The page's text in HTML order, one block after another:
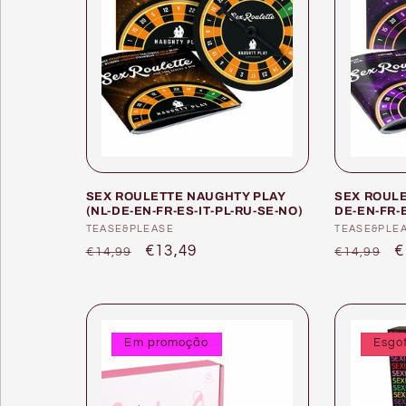
SEX ROULETTE NAUGHTY PLAY
(NL-DE-EN-FR-ES-IT-PL-RU-SE-NO)
Fornecedor:
TEASE&PLEASE
Preço
€14,99
Preço
€13,49
SEX
DE-EN-FR-
Preço
€14,99
Em promoção